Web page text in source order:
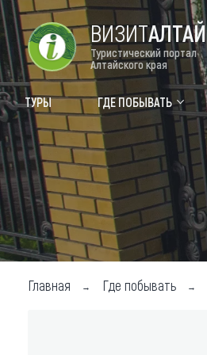
Форум VISIT ALTAI
Туры
ВИЗИТАЛТАЙ
Туристический портал
Алтайского края
ТУРЫ ГДЕ ПОБЫВАТЬ
Главная Где побывать